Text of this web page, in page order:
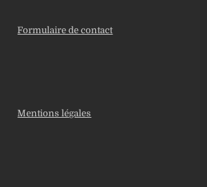
Formulaire de contact
Mentions légales